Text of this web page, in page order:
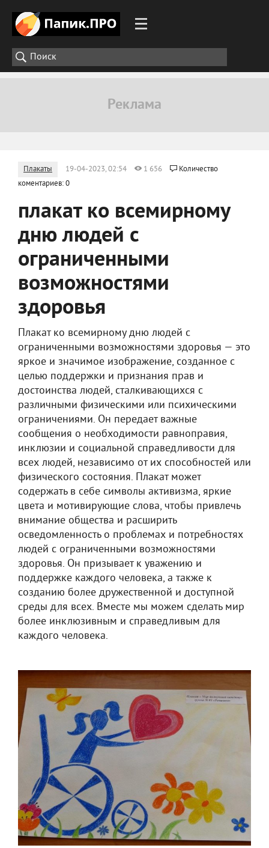
Плакаты 19-04-2023, 02:54 1 656
Количество
коментариев: 0
плакат ко всемирному
дню людей с
ограниченными
возможностями
здоровья
Плакат ко всемирному дню людей с
ограниченными возможностями здоровья — это
яркое и значимое изображение, созданное с
целью поддержки и признания прав и
достоинства людей, сталкивающихся с
различными физическими или психическими
ограничениями. Он передает важные
сообщения о необходимости равноправия,
инклюзии и социальной справедливости для
всех людей, независимо от их способностей или
физического состояния. Плакат может
содержать в себе символы активизма, яркие
цвета и мотивирующие слова, чтобы привлечь
внимание общества и расширить
осведомленность о проблемах и потребностях
людей с ограниченными возможностями
здоровья. Он призывает к уважению и
поддержке каждого человека, а также к
созданию более дружественной и доступной
среды для всех. Вместе мы можем сделать мир
более инклюзивным и справедливым для
каждого человека.